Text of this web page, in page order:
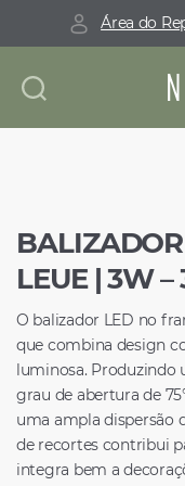
Área do
LEUE | 3W
O balizador LED no
que combina design
luminosa. Produzindo
grau de abertura de
uma ampla dispersão
de recortes contribui
integra bem a